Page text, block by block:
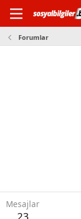
Forumlar
Mesajlar